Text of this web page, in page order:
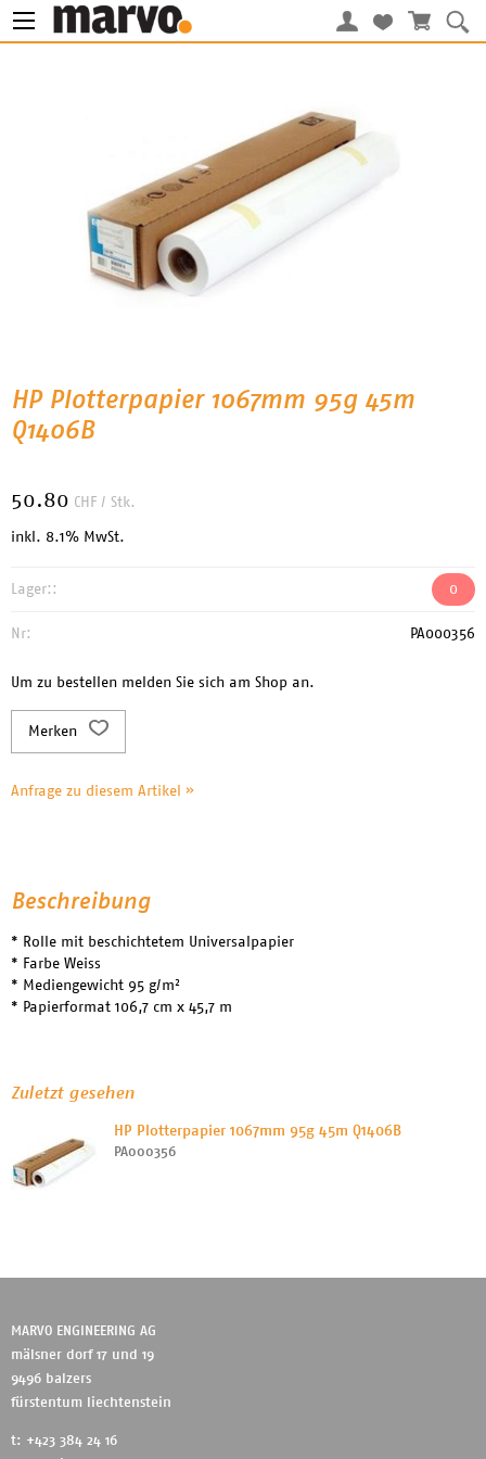
HP Plotterpapier 1067mm 95g 45m
Q1406B
50.80 CHF / Stk.
inkl. 8.1% MwSt.
Lager:: 0
Nr: PA000356
Um zu bestellen melden Sie sich am Shop an.
Merken
Anfrage zu diesem Artikel »
Beschreibung
* Rolle mit beschichtetem Universalpapier
* Farbe Weiss
* Mediengewicht 95 g/m²
* Papierformat 106,7 cm x 45,7 m
Zuletzt gesehen
HP Plotterpapier 1067mm 95g 45m Q1406B
PA000356
MARVO ENGINEERING AG
mälsner dorf 17 und 19
9496 balzers
fürstentum liechtenstein
t: +423 384 24 16